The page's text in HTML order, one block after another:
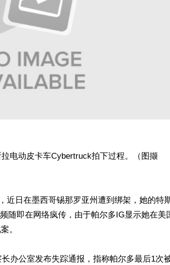
电动皮卡车Cybertruck拍下过程。（图撷
近日在墨西哥锡那罗亚州遭到绑架，她的特
随即在网络疯传，由于帕尔多IG显示她在美
。
办公室发布失踪通报，指称帕尔多最后1次